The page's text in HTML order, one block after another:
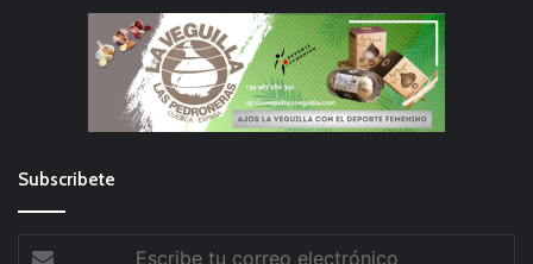
Subscribete